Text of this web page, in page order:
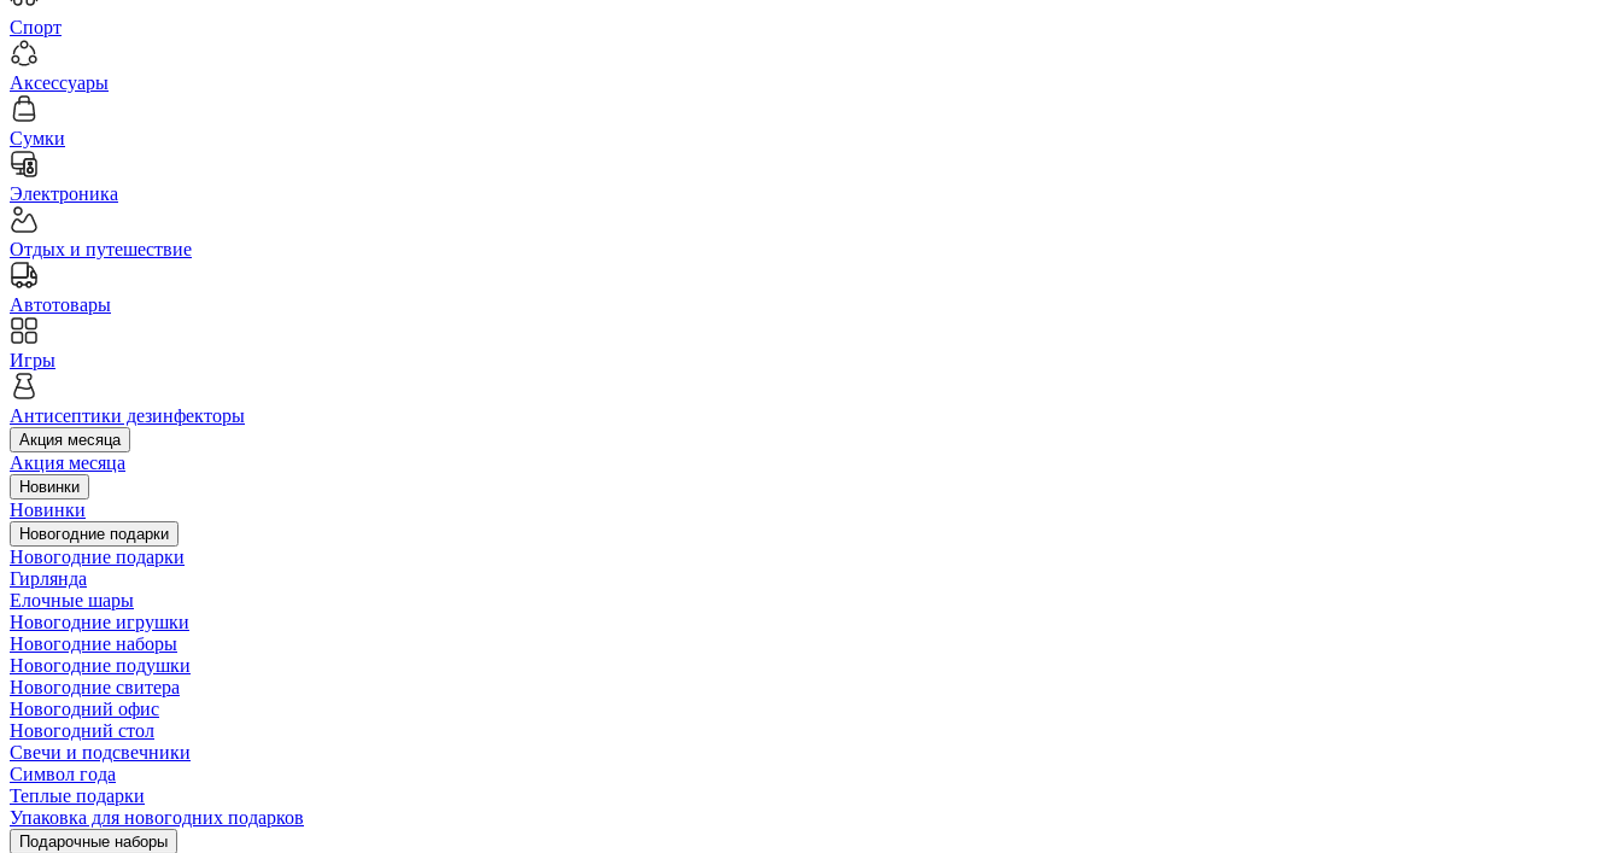
Спорт
Аксессуары
Сумки
Электроника
Отдых и путешествие
Автотовары
Игры
Антисептики дезинфекторы
Акция месяца
Акция месяца
Новинки
Новинки
Новогодние подарки
Новогодние подарки
Гирлянда
Елочные шары
Новогодние игрушки
Новогодние наборы
Новогодние подушки
Новогодние свитера
Новогодний офис
Новогодний стол
Свечи и подсвечники
Символ года
Теплые подарки
Упаковка для новогодних подарков
Подарочные наборы